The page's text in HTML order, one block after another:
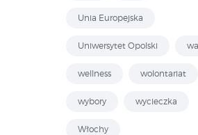
Unia Europejska
Uniwersytet Opolski
wellness wolontariat
wybory wycieczka
Włochy